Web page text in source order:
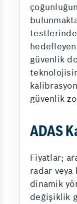
testlerinde
güvenlik
güvenlik
ADAS
Fiyatlar;
radar veya
dinamik
değişiklik